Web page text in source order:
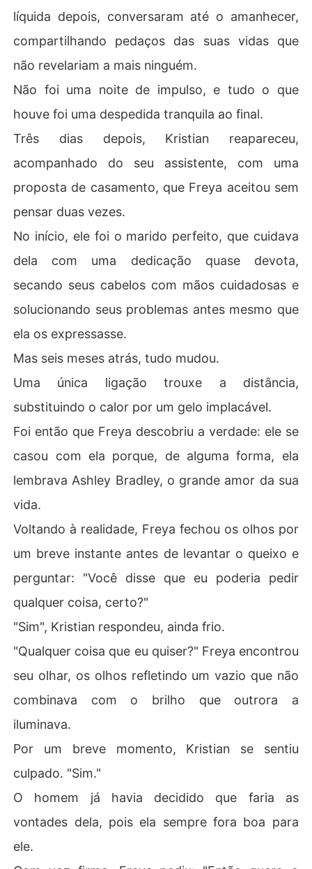
líquida depois, conversaram até o amanhecer,
compartilhando pedaços das suas vidas que
não revelariam a mais ninguém.
Não foi uma noite de impulso, e tudo o que
houve foi uma despedida tranquila ao final.
Três dias depois, Kristian reapareceu,
acompanhado do seu assistente, com uma
proposta de casamento, que Freya aceitou sem
pensar duas vezes.
No início, ele foi o marido perfeito, que cuidava
dela com uma dedicação quase devota,
secando seus cabelos com mãos cuidadosas e
solucionando seus problemas antes mesmo que
ela os expressasse.
Mas seis meses atrás, tudo mudou.
Uma única ligação trouxe a distância,
substituindo o calor por um gelo implacável.
Foi então que Freya descobriu a verdade: ele se
casou com ela porque, de alguma forma, ela
lembrava Ashley Bradley, o grande amor da sua
vida.
Voltando à realidade, Freya fechou os olhos por
um breve instante antes de levantar o queixo e
perguntar: "Você disse que eu poderia pedir
qualquer coisa, certo?"
"Sim", Kristian respondeu, ainda frio.
"Qualquer coisa que eu quiser?" Freya encontrou
seu olhar, os olhos refletindo um vazio que não
combinava com o brilho que outrora a
iluminava.
Por um breve momento, Kristian se sentiu
culpado. "Sim."
O homem já havia decidido que faria as
vontades dela, pois ela sempre fora boa para
ele.